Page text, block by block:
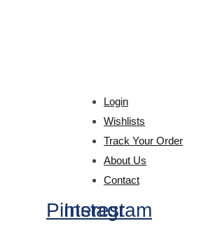
Login
Wishlists
Track Your Order
About Us
Contact
Pinterest
Instagram